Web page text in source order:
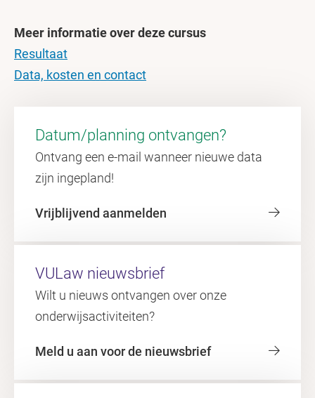
Meer informatie over deze cursus
Resultaat
Data, kosten en contact
Datum/planning ontvangen?
Ontvang een e-mail wanneer nieuwe data
zijn ingepland!
Vrijblijvend aanmelden
VULaw nieuwsbrief
Wilt u nieuws ontvangen over onze
onderwijsactiviteiten?
Meld u aan voor de nieuwsbrief